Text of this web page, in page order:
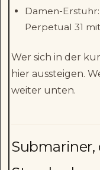
Damen-
Perpetual 31
Wer sich in der
hier aussteigen.
weiter unten.
Submariner,